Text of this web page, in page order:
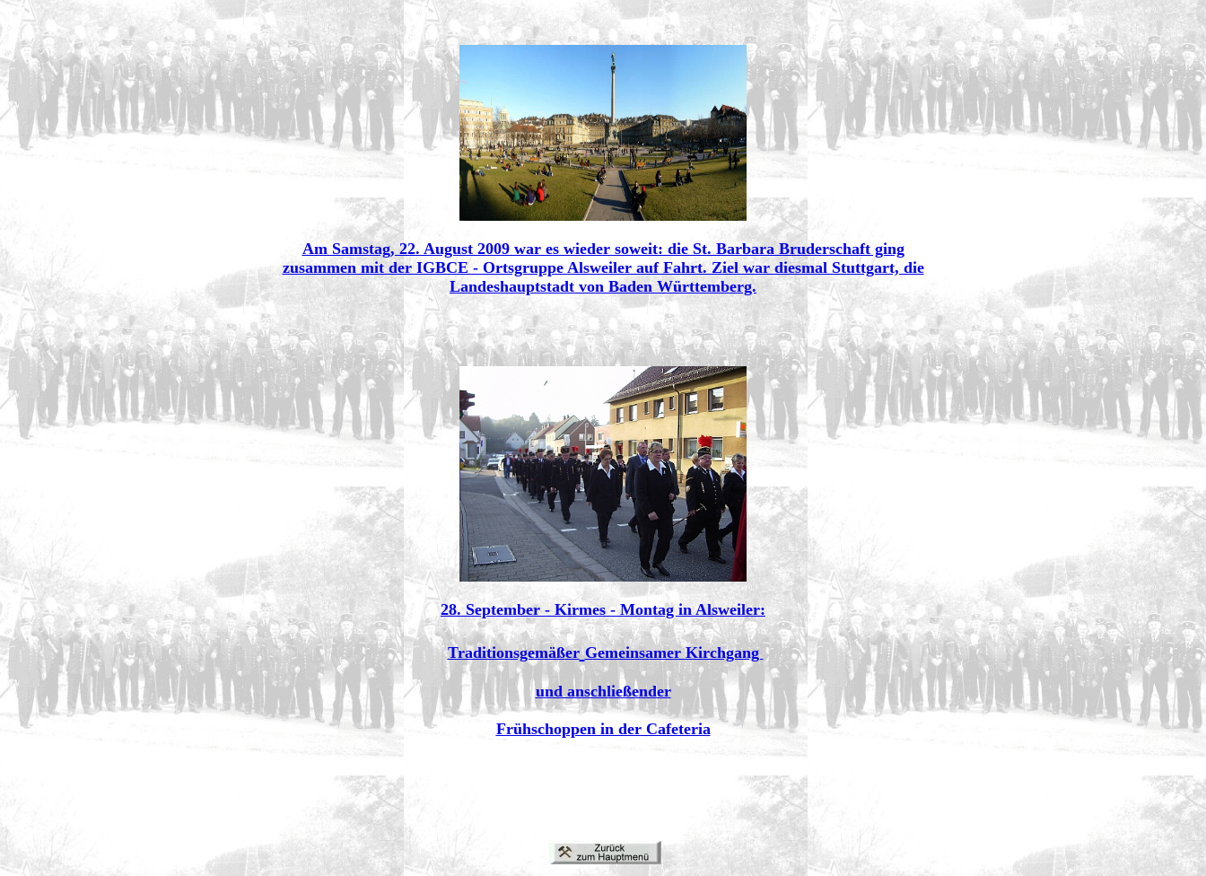
Am Samstag, 22. August 2009 war es wieder soweit: die St. Barbara Bruderschaft ging
zusammen mit der IGBCE - Ortsgruppe Alsweiler auf Fahrt. Ziel war diesmal Stuttgart, die
Landeshauptstadt von Baden Württemberg.
28. September - Kirmes - Montag in Alsweiler:
Traditionsgemäßer Gemeinsamer Kirchgang
und anschließender
Frühschoppen in der Cafeteria